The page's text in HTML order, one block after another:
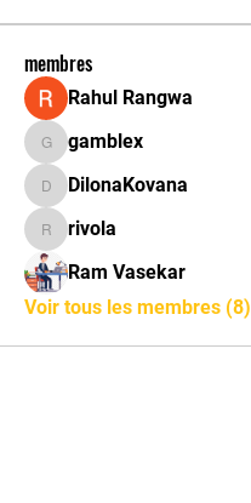
membres
Rahul Rangwa
gamblex
gamblex
DilonaKovana
DilonaKovana
rivolarivola
Ram Vasekar
Voir tous les membres (8)